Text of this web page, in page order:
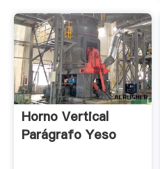
Horno Vertical
Parágrafo Yeso